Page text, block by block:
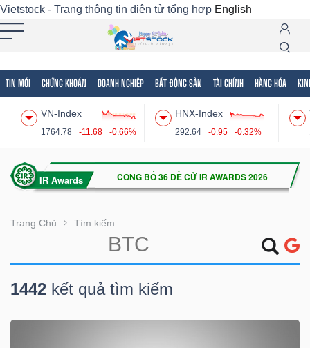
Vietstock - Trang thông tin điện tử tổng hợp English
TIN MỚI CHỨNG KHOÁN DOANH NGHIỆP BẤT ĐỘNG SẢN TÀI CHÍNH HÀNG HÓA
VN-Index
1764.78 -11.68 -0.66%
HNX-Index
292.64 -0.95 -0.32%
Trang Chủ Tìm kiếm
1442 kết quả tìm kiếm
Tất cả Tính năng Ngành Mã chứng khoán
Tính
(-)
VIETSTOCK
KHOÁN